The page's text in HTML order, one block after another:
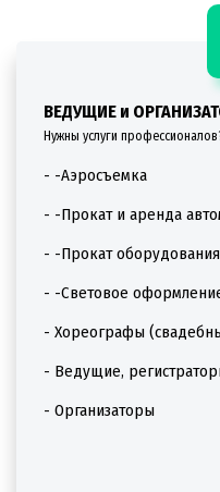
ВЕДУЩИЕ и
Нужны услуги
- -Аэросъемка
- -Прокат и аренда
- -Прокат
- -Световое
- Хореографы
- Ведущие,
- Организаторы